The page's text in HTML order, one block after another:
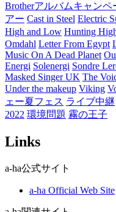
Brotherアルバムキャンペ
アー Cast in Steel Electric
High and Low Hunting
Omdahl Letter From Egypt
Music On A Dead Planet
Energi Solenergi Sondre
Masked Singer UK The
Under the makeup Viking
ェー夏フェス ライブ中継
2022 環境問題 霧の王子
Links
a-ha公式サイト
a-ha Official Web Site